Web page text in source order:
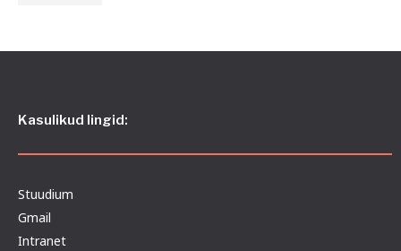
Kasulikud lingid:
Stuudium
Gmail
Intranet